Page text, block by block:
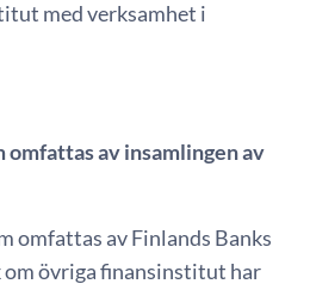
med verksamhet i
omfattas av insamlingen av
omfattas av Finlands Banks
övriga finansinstitut har